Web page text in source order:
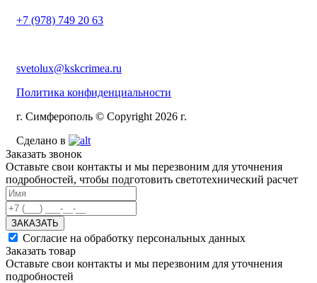
+7 (978) 749 20 63
svetolux@kskcrimea.ru
Политика конфиденциальности
г. Симферополь © Copyright 2026 г.
Сделано в
Заказать звонок
Оставьте свои контакты и мы перезвоним для уточнения
подробностей, чтобы подготовить светотехнический расчет
ЗАКАЗАТЬ
Согласие на обработку персональных данных
Заказать товар
Оставьте свои контакты и мы перезвоним для уточнения
подробностей